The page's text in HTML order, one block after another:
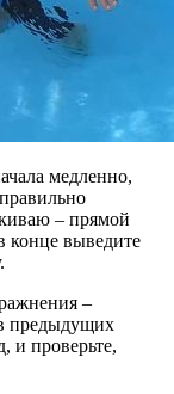
медленно,
– прямой
конце выведите
–
предыдущих
и проверьте,